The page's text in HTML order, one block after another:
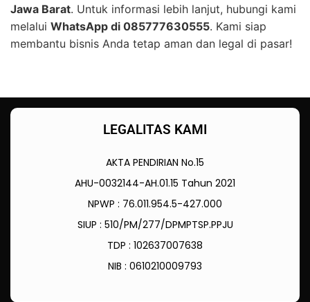
Jawa Barat. Untuk informasi lebih lanjut, hubungi kami
melalui WhatsApp di 085777630555. Kami siap
membantu bisnis Anda tetap aman dan legal di pasar!
LEGALITAS KAMI
AKTA PENDIRIAN No.15
AHU-0032144-AH.01.15 Tahun 2021
NPWP : 76.011.954.5-427.000
SIUP : 510/PM/277/DPMPTSP.PPJU
TDP : 102637007638
NIB : 0610210009793